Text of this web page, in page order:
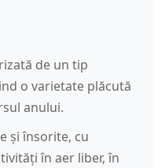
de un tip
o varietate plăcută
anului.
și însorite, cu
în aer liber, în